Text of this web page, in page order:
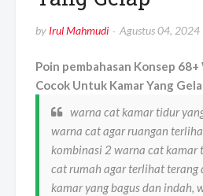
by Irul Mahmudi Agustus 04, 2024
Poin pembahasan Konsep 68+
Cocok Untuk Kamar Yang
warna cat kamar tidur
warna cat agar ruangan
kombinasi 2 warna cat kamar
cat rumah agar terlihat terang
kamar yang bagus dan indah,